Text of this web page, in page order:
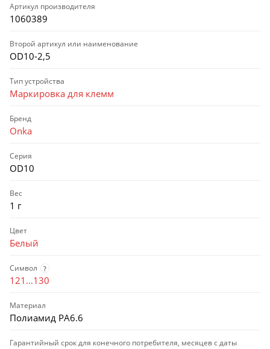
Артикул производителя
1060389
Второй артикул или наименование
OD10-2,5
Тип устройства
Маркировка для клемм
Бренд
Onka
Серия
OD10
Вес
1 г
Цвет
Белый
Символ ?
121…130
Материал
Полиамид PA6.6
Гарантийный срок для конечного потребителя, месяцев с даты